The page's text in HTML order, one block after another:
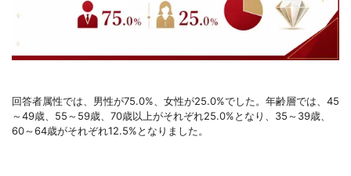
回答者属性では、男性が75.0%、女性が25.0%でした。年齢層では、45
～49歳、55～59歳、70歳以上がそれぞれ25.0%となり、35～39歳、
60～64歳がそれぞれ12.5%となりました。